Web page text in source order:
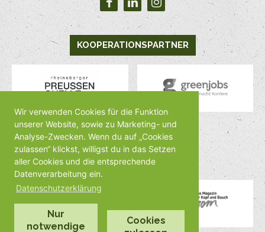
Wir verwenden Cookies für die Funktion
unserer Website, sowie zu Marketing- und
Analyse-Zwecken. Wenn du auf „Cookies
zulassen“ klickst, willigst du in das Setzen
aller Cookies und die entsprechende
Datenverarbeitung ein.
Datenschutzerklärung
Nur
notwendige
Cookies
KOOPERATIONSPARTNER
MEDIENPARTNER